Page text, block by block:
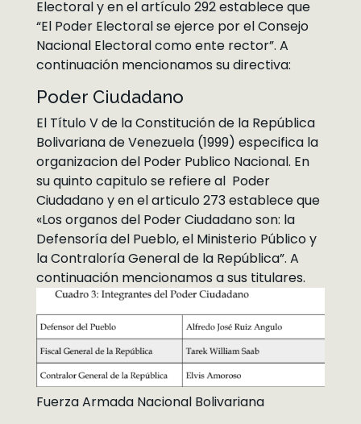
Electoral y en el artículo 292 establece que
“El Poder Electoral se ejerce por el Consejo
Nacional Electoral como ente rector”. A
continuación mencionamos su directiva:
Poder Ciudadano
El Título V de la Constitución de la República
Bolivariana de Venezuela (1999) especifica la
organizacion del Poder Publico Nacional. En
su quinto capitulo se refiere al Poder
Ciudadano y en el articulo 273 establece que
«Los organos del Poder Ciudadano son: la
Defensoría del Pueblo, el Ministerio Público y
la Contraloría General de la República”. A
continuación mencionamos a sus titulares.
Fuerza Armada Nacional Bolivariana